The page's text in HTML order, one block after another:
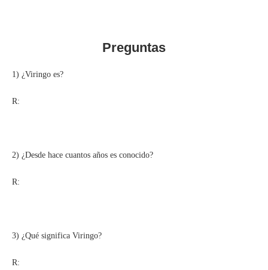
Preguntas
1) ¿Viringo es?
R:
2) ¿Desde hace cuantos años es conocido?
R:
3) ¿Qué significa Viringo?
R: